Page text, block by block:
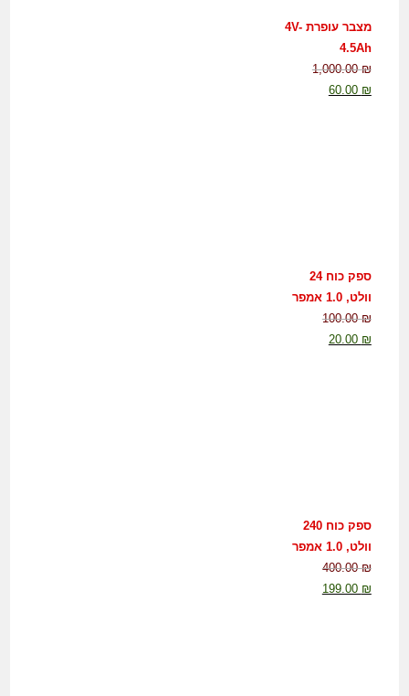
מצבר עופרת 4V-
4.5Ah
1,000.00₪
60.00 ₪
ספק כוח 24
וולט, 1.0 אמפר
100.00₪
20.00 ₪
ספק כוח 240
וולט, 1.0 אמפר
400.00₪
199.00 ₪